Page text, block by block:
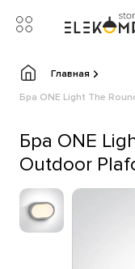
Главная
Бра ONE Light The
Бра ONE
Outdoor